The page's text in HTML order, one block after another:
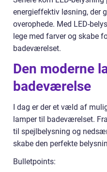
energieffektiv løsning, der
overophede. Med LED-
lege med farver og skabe
badeværelset.
Den moderne
badeværelse
I dag er der et væld af
lamper til badeværelset.
til spejlbelysning og
skabe den perfekte
Bulletpoints: